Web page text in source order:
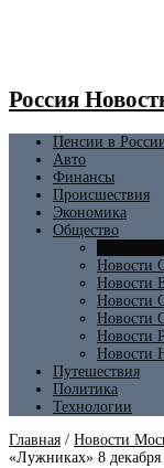
Россия
Пенсии в
Авто
Финансы
Происшествия
Экономика
Общество
Новости
Новости
Новости
Новости
Новости
Новости
Путешествия
Политика
Технологии
Главная / Новости
«Лужниках» 8 декабря